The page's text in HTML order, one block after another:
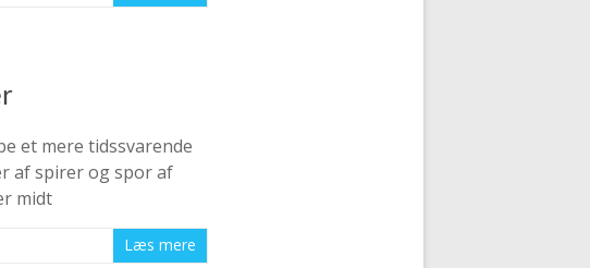
et mere tidssvarende
af spirer og spor af
midt
Læs mere